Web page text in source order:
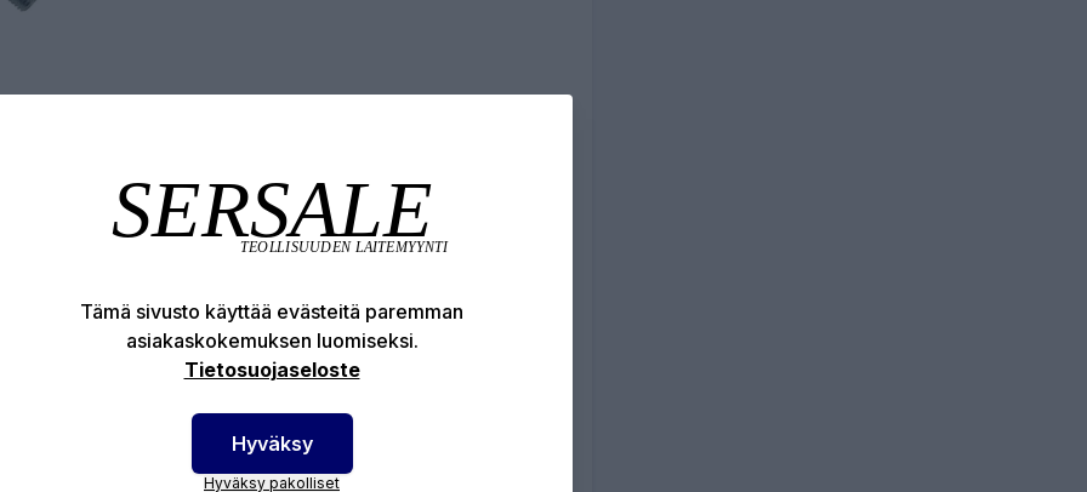
kierreosa. EN 10242/A1.
EN ISO 6892-1
EN 10242:1997
ominaisuudet:
400 N/mm2
Tämä sivusto käyttää evästeitä paremman
asiakaskokemuksen luomiseksi.
Tietosuojaseloste
Hyväksy
Hyväksy pakolliset